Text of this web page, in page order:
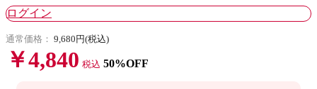
ログイン
通常価格： 9,680円(税込)
￥4,840 税込 50%OFF